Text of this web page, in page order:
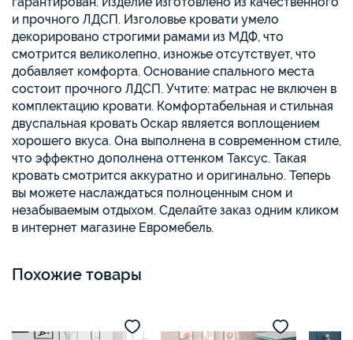
и прочного ЛДСП. Изголовье кровати умело
декорировано строгими рамами из МДФ, что
смотрится великолепно, изножье отсутствует, что
добавляет комфорта. Основание спального места
состоит прочного ЛДСП. Учтите: матрас не включен в
комплектацию кровати. Комфортабельная и стильная
двуспальная кровать Оскар является воплощением
хорошего вкуса. Она выполнена в современном стиле,
что эффектно дополнена оттенком Таксус. Такая
кровать смотрится аккуратно и оригинально. Теперь
вы можете наслаждаться полноценным сном и
незабываемым отдыхом. Сделайте заказ одним кликом
в интернет магазине Евромебель.
Похожие товары